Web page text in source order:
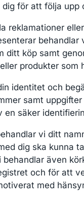
för att följa
reklamationer
ditt köp samt
produkter
identitet och
samt
en säker
vi ditt
dig ska kunna
behandlar även
och för att
med